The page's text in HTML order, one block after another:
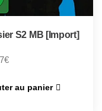
S2 MB [Import]
€
au panier